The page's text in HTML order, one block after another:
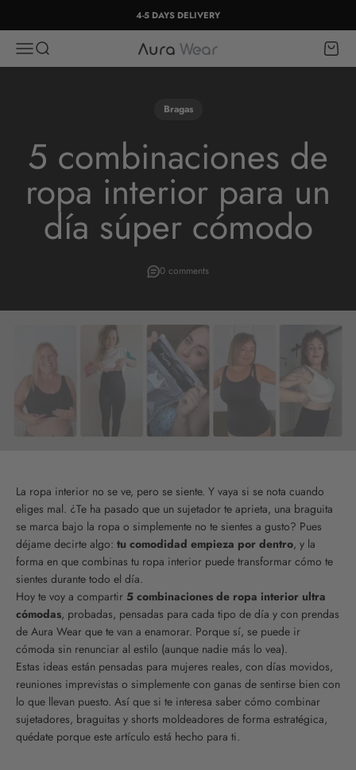
4-5 DAYS DELIVERY
Open navigation menu
Open search Aura Wear Open
Bragas
5 combinaciones de
ropa interior para un
día súper cómodo
0 comments
La ropa interior no se ve, pero se siente. Y vaya si se nota cuando
eliges mal. ¿Te ha pasado que un sujetador te aprieta, una braguita
se marca bajo la ropa o simplemente no te sientes a gusto? Pues
déjame decirte algo: tu comodidad empieza por dentro, y la
forma en que combinas tu ropa interior puede transformar cómo te
sientes durante todo el día.
Hoy te voy a compartir 5 combinaciones de ropa interior ultra
cómodas, probadas, pensadas para cada tipo de día y con prendas
de Aura Wear que te van a enamorar. Porque sí, se puede ir
cómoda sin renunciar al estilo (aunque nadie más lo vea).
Estas ideas están pensadas para mujeres reales, con días movidos,
reuniones imprevistas o simplemente con ganas de sentirse bien con
lo que llevan puesto. Así que si te interesa saber cómo combinar
sujetadores, braguitas y shorts moldeadores de forma estratégica,
quédate porque este artículo está hecho para ti.